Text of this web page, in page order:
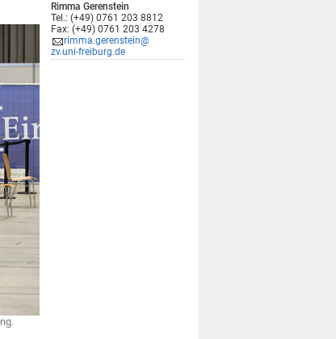
Rimma Gerenstein
Tel.: (+49) 0761 203 8812
Fax: (+49) 0761 203 4278
rimma.gerenstein@
zv.uni-freiburg.de